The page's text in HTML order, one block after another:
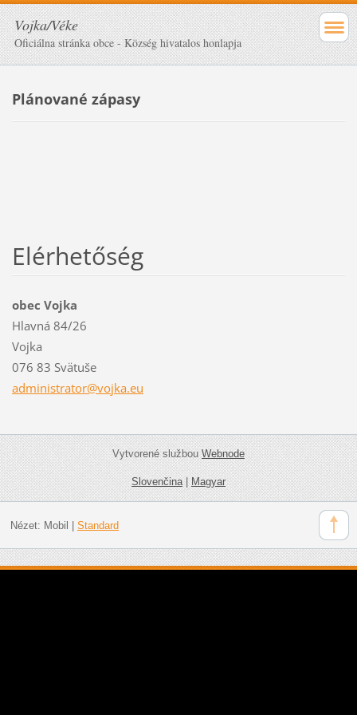
Vojka/Véke
Oficiálna stránka obce - Község hivatalos honlapja
Plánované zápasy
Elérhetőség
obec Vojka
Hlavná 84/26
Vojka
076 83 Svätuše
administrator@vojka.eu
Vytvorené službouWebnode
Slovenčina|Magyar
Nézet: Mobil Standard